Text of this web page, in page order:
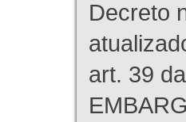
Decreto
art. 39